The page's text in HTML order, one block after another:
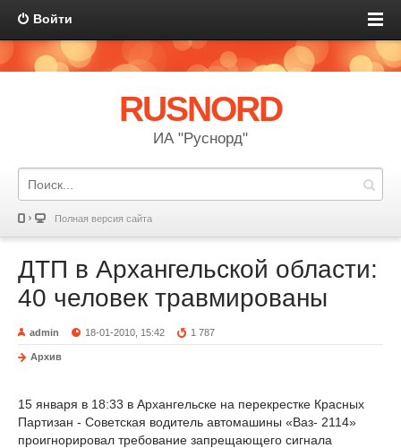
Войти
RUSNORD
ИА "Руснорд"
Полная версия сайта
ДТП в Архангельской области:
40 человек травмированы
admin 18-01-2010, 15:42 1 787
Архив
15 января в 18:33 в Архангельске на перекрестке Красных
Партизан - Советская водитель автомашины «Ваз- 2114»
проигнорировал требование запрещающего сигнала